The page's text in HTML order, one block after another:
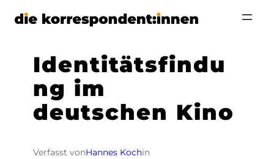
Zum
Identitätsfindu
ng im
deutschen Kino
Verfasst vonHannes Kochin